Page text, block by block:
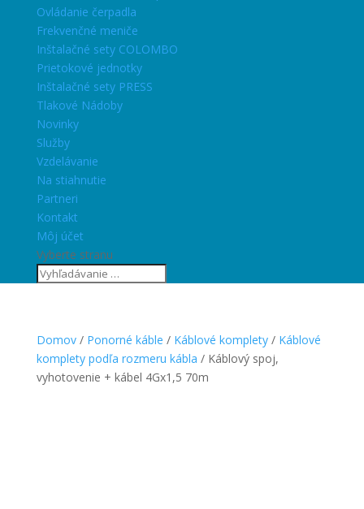
Ovládanie čerpadla
Frekvenčné meniče
Inštalačné sety COLOMBO
Prietokové jednotky
Inštalačné sety PRESS
Tlakové Nádoby
Novinky
Služby
Vzdelávanie
Na stiahnutie
Partneri
Kontakt
Môj účet
Vyberte stranu
Domov/ Ponorné káble / Káblové komplety/ Káblové
komplety podľa rozmeru kábla / Káblový spoj,
vyhotovenie + kábel 4Gx1,5 70m